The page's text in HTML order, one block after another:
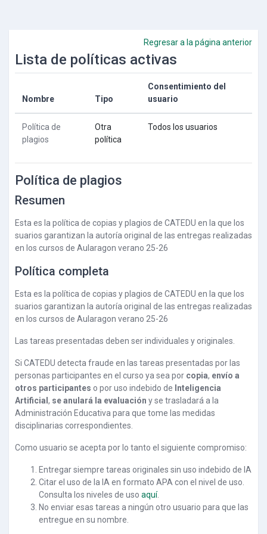
Regresar a la página anterior
Lista de políticas activas
Nombre Tipo
Consentimiento del
usuario
Política de
plagios
Otra
política
Todos los usuarios
Política de plagios
Resumen
Esta es la política de copias y plagios de CATEDU en la que los
suarios garantizan la autoría original de las entregas realizadas
en los cursos de Aularagon verano 25-26
Política completa
Esta es la política de copias y plagios de CATEDU en la que los
suarios garantizan la autoría original de las entregas realizadas
en los cursos de Aularagon verano 25-26
Las tareas presentadas deben ser individuales y originales.
Si CATEDU detecta fraude en las tareas presentadas por las
personas participantes en el curso ya sea por copia, envío a
otros participantes o por uso indebido de Inteligencia
Artificial , se anulará la evaluación y se trasladará a la
Administración Educativa para que tome las medidas
disciplinarias correspondientes.
Como usuario se acepta por lo tanto el siguiente compromiso:
Entregar siempre tareas originales sin uso indebido de IA
Citar el uso de la IA en formato APA con el nivel de uso.
Consulta los niveles de uso aquí.
No enviar esas tareas a ningún otro usuario para que las
entregue en su nombre.